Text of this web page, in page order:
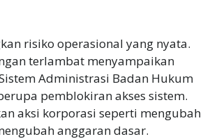
risiko operasional yang nyata.
terlambat menyampaikan
Administrasi Badan Hukum
pemblokiran akses sistem.
aksi korporasi seperti mengubah
anggaran dasar.